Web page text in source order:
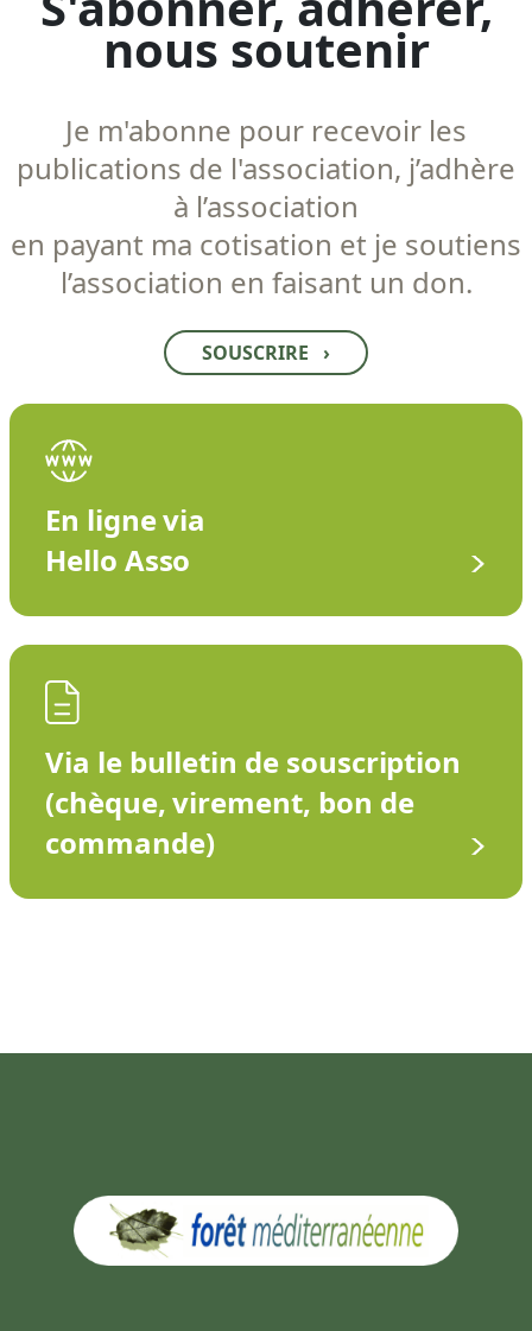
nous soutenir
Je m'abonne pour recevoir les
publications de l'association, j’adhère
à l’association
en payant ma cotisation et je soutiens
l’association en faisant un don.
SOUSCRIRE ›
En ligne via
Hello Asso
Via le bulletin de souscription
(chèque, virement, bon de
commande)